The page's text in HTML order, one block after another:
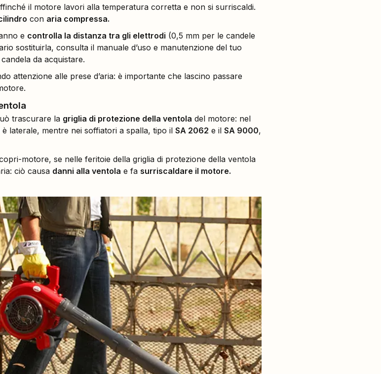
il motore lavori alla temperatura corretta e non si surriscaldi.
con aria compressa.
e controlla la distanza tra gli elettrodi (0,5 mm per le candele
sostituirla, consulta il manuale d’uso e manutenzione del tuo
da acquistare.
attenzione alle prese d’aria: è importante che lascino passare
trascurare la griglia di protezione della ventola del motore: nel
è laterale, mentre nei soffiatori a spalla, tipo il SA 2062 e il SA 9000,
motore, se nelle feritoie della griglia di protezione della ventola
ciò causa danni alla ventola e fa surriscaldare il motore.